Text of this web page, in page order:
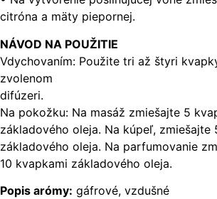
citróna a mäty piepornej.
NÁVOD NA POUŽITIE
Vdychovaním: Použite tri až štyri
zvolenom
difúzeri.
Na pokožku: Na masáž zmiešajte 5
základového oleja. Na kúpeľ, zmiešajte
základového oleja. Na parfumovanie
10 kvapkami základového oleja.
Popis arómy: gáfrové, vzdušné